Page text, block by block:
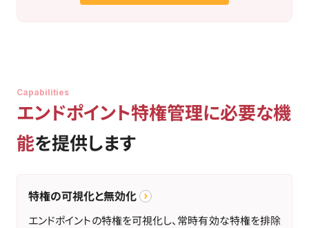
Capabilities
エンドポイント特権管理に必要な機
能を提供します
特権の可視化と無効化
エンドポイントの特権を可視化し、常時有効な特権を排除